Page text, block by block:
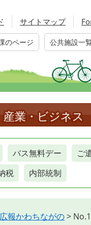
サイトマップ
のページ 公共施設一
産業・ビジネス
バス無料デー
ご
税
内部統制
広報かわちながの>